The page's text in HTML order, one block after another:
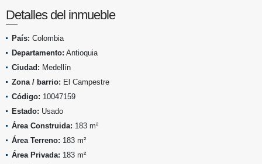
Detalles del inmueble
País: Colombia
Departamento: Antioquia
Ciudad: Medellín
Zona / barrio: El Campestre
Código: 10047159
Estado: Usado
Área Construida: 183 m²
Área Terreno: 183 m²
Área Privada: 183 m²